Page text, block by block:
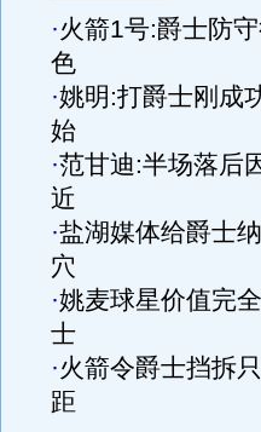
·火箭1号:爵士防
色
·姚明:打爵士刚成
始
·范甘迪:半场落后
近
·盐湖媒体给爵士
穴
·姚麦球星价值完
士
·火箭令爵士挡拆
距